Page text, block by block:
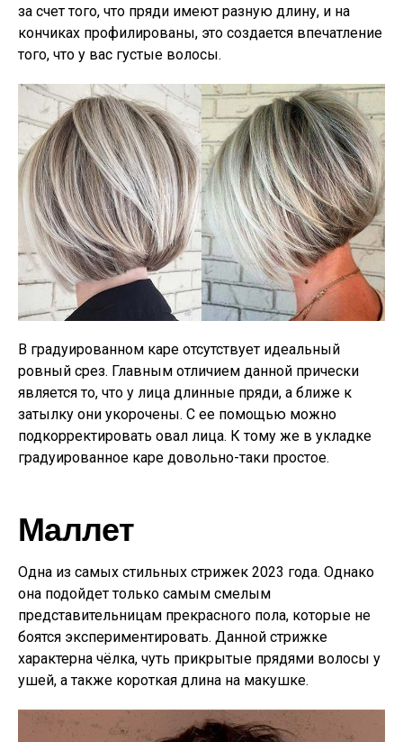
за счет того, что пряди имеют разную длину, и на
кончиках профилированы, это создается впечатление
того, что у вас густые волосы.
В градуированном каре отсутствует идеальный
ровный срез. Главным отличием данной прически
является то, что у лица длинные пряди, а ближе к
затылку они укорочены. С ее помощью можно
подкорректировать овал лица. К тому же в укладке
градуированное каре довольно-таки простое.
Маллет
Одна из самых стильных стрижек 2023 года. Однако
она подойдет только самым смелым
представительницам прекрасного пола, которые не
боятся экспериментировать. Данной стрижке
характерна чёлка, чуть прикрытые прядями волосы у
ушей, а также короткая длина на макушке.